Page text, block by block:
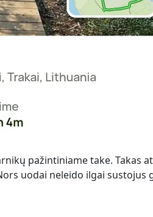
pažintiniame take. Takas
uodai neleido ilgai sustojus